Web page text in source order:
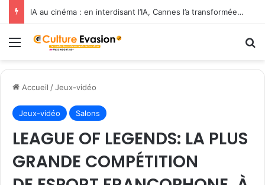
IA au cinéma : en interdisant l’IA, Cannes l’a transformée en label de luxe
Menu
Accueil /Jeux-vidéo
Jeux-vidéo Salons
LEAGUE OF LEGENDS: LA PLUS
GRANDE COMPÉTITION